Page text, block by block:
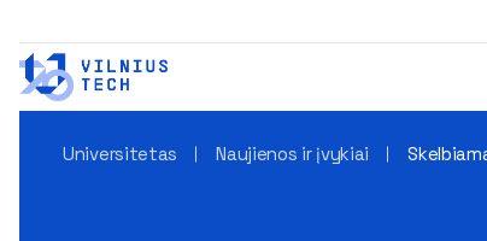
Universitetas Naujienos ir įvykiai